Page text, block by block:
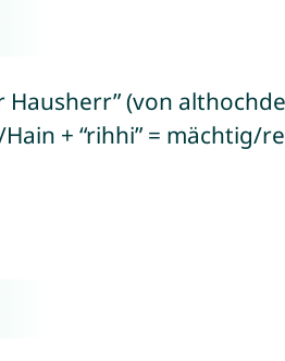
(von
+ “rihhi” =